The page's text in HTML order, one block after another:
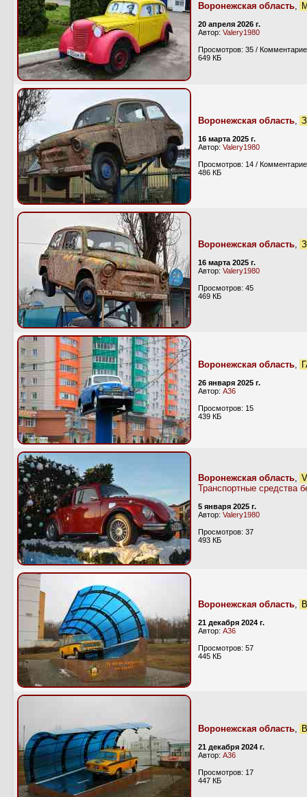
Воронежская область,
20 апреля 2026 г.
Автор: Valery1980
Просмотров: 35 /
649 КБ
Воронежская область,
16 марта 2025 г.
Автор: Valery1980
Просмотров: 14 /
486 КБ
Воронежская область,
16 марта 2025 г.
Автор: Valery1980
Просмотров: 45
469 КБ
Воронежская область,
26 января 2025 г.
Автор: А36
Просмотров: 15
439 КБ
Воронежская область,
Транспортные средства
5 января 2025 г.
Автор: Valery1980
Просмотров: 37
493 КБ
Воронежская область,
21 декабря 2024 г.
Автор: А36
Просмотров: 57
445 КБ
Воронежская область,
21 декабря 2024 г.
Автор: А36
Просмотров: 17
447 КБ